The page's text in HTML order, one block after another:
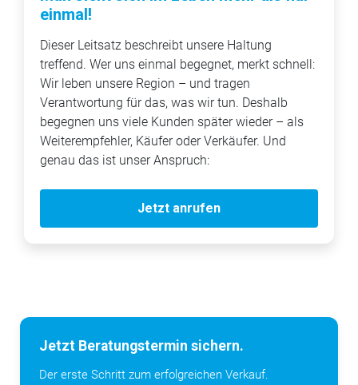
einmal!
Dieser Leitsatz beschreibt unsere Haltung
treffend. Wer uns einmal begegnet, merkt schnell:
Wir leben unsere Region – und tragen
Verantwortung für das, was wir tun. Deshalb
begegnen uns viele Kunden später wieder – als
Weiterempfehler, Käufer oder Verkäufer. Und
genau das ist unser Anspruch:
Jetzt anrufen
Jetzt Beratungstermin sichern.
Der erste Schritt zum erfolgreichen Verkauf.